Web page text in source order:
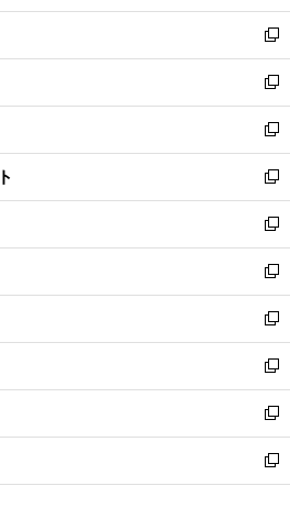
開
く
ウ
で
開
く
ン
ド
ウ
で
開
く
ウ
ィ
ン
ド
ウ
で
開
く
新
し
い
ウ
ィ
ン
ド
ウ
で
開
く
新
し
い
ウ
ィ
ン
ド
ウ
で
開
く
新
し
い
ウ
ィ
ン
ド
ウ
で
開
く
新
し
い
ウ
ィ
ン
ド
ウ
で
開
く
新
し
い
ウ
ィ
ン
ド
ウ
で
開
く
新
し
い
ウ
ィ
ン
ド
ウ
で
開
新
し
い
ウ
ィ
ン
ド
ウ
新
し
い
ウ
ィ
ン
新
し
い
ウ
新
し